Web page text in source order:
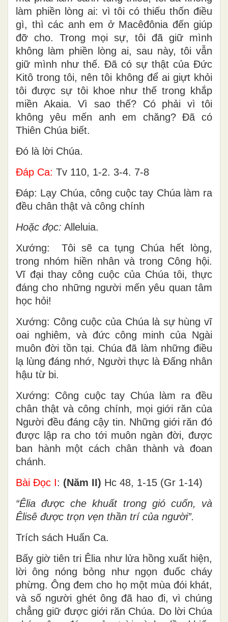
làm phiền lòng ai: vì tôi có thiếu thốn điều
gì, thì các anh em ở Macêđônia đến giúp
đỡ cho. Trong mọi sự, tôi đã giữ mình
không làm phiền lòng ai, sau này, tôi vẫn
giữ mình như thế. Ðã có sự thật của Ðức
Kitô trong tôi, nên tôi không để ai giựt khỏi
tôi được sự tôi khoe như thế trong khắp
miền Akaia. Vì sao thế? Có phải vì tôi
không yêu mến anh em chăng? Ðã có
Thiên Chúa biết.
Ðó là lời Chúa.
Ðáp Ca: Tv 110, 1-2. 3-4. 7-8
Ðáp: Lạy Chúa, công cuộc tay Chúa làm ra
đều chân thật và công chính
Hoặc đọc: Alleluia.
Xướng: Tôi sẽ ca tụng Chúa hết lòng,
trong nhóm hiền nhân và trong Công hội.
Vĩ đại thay công cuộc của Chúa tôi, thực
đáng cho những người mến yêu quan tâm
học hỏi!
Xướng: Công cuộc của Chúa là sự hùng vĩ
oai nghiêm, và đức công minh của Ngài
muôn đời tồn tại. Chúa đã làm những điều
lạ lùng đáng nhớ, Người thực là Ðấng nhân
hậu từ bi.
Xướng: Công cuộc tay Chúa làm ra đều
chân thật và công chính, mọi giới răn của
Người đều đáng cậy tin. Những giới răn đó
được lập ra cho tới muôn ngàn đời, được
ban hành một cách chân thành và đoan
chánh.
Bài Ðọc I: (Năm II) Hc 48, 1-15 (Gr 1-14)
“Êlia được che khuất trong gió cuốn, và
Êlisê được trọn vẹn thần trí của người”.
Trích sách Huấn Ca.
Bấy giờ tiên tri Êlia như lửa hồng xuất hiện,
lời ông nóng bỏng như ngọn đuốc cháy
phừng. Ông đem cho họ một mùa đói khát,
và số người ghét ông đã hao đi, vì chúng
chẳng giữ được giới răn Chúa. Do lời Chúa